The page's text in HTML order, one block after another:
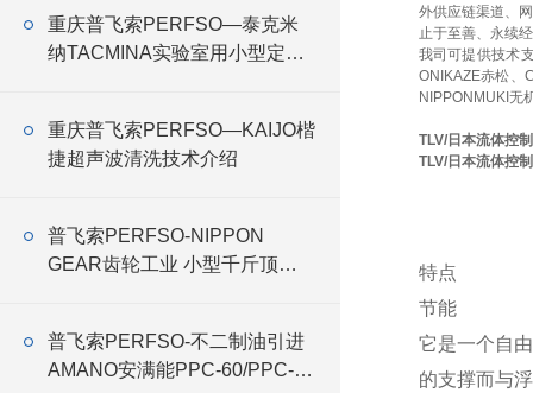
重庆普飞索PERFSO—泰克米
纳TACMINA实验室用小型定量
重庆普飞索PERFSO—KAIJO楷
捷超声波清洗技术介绍
普飞索PERFSO-NIPPON
GEAR齿轮工业 小型千斤顶
普飞索PERFSO-不二制油引进
AMANO安满能PPC-60/PPC-75
外供应链渠道、
止于至善、永续
我司可提供技术
ONIKAZE赤松、
NIPPONMUKI无
TLV/日本流体控
TLV/日本流体控
特点
节能
它是一个自
的支撑而与